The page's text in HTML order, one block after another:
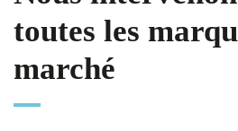
toutes les
marché